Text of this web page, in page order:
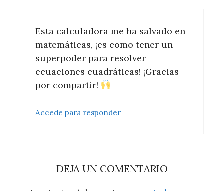
Esta calculadora me ha salvado en
matemáticas, ¡es como tener un
superpoder para resolver
ecuaciones cuadráticas! ¡Gracias
por compartir!
Accede para responder
DEJA UN COMENTARIO